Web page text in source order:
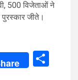
500 विजेताओं ने
जीते।